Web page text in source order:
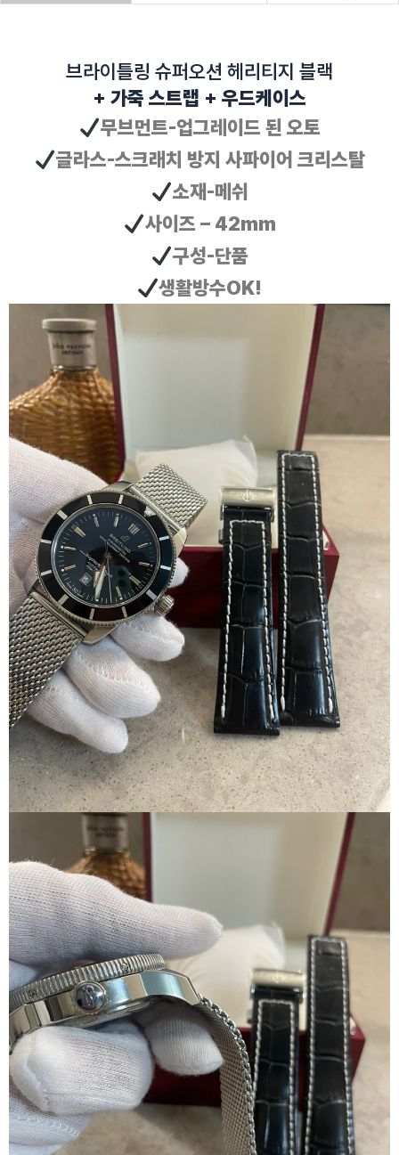
브라이틀링 슈퍼오션 헤리티지 블랙
+ 가죽 스트랩 + 우드케이스
무브먼트-업그레이드 된 오토
글라스-스크래치 방지 사파이어 크리스탈
소재-메쉬
사이즈 – 42mm
구성-단품
생활방수OK!